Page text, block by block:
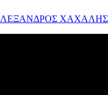
ΑΛΕΞΑΝΔΡΟΣ ΧΑΧΑΛΗΣ